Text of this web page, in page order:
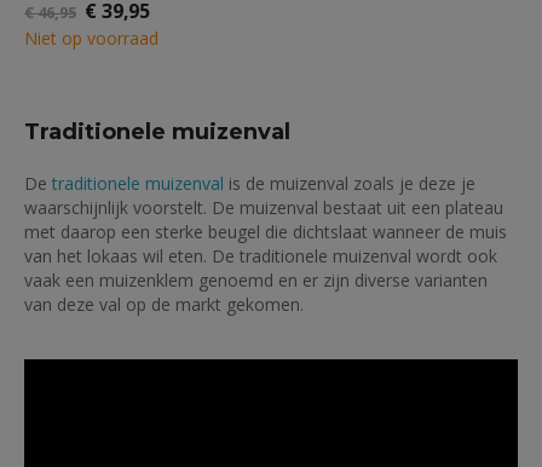
3.50out of 5
€46,95 Oorspronkelijke
prijs
was:
€ 39,95Huidige
prijs
is:
Niet op voorraad
Traditionele muizenval
De traditionele muizenval is de muizenval zoals je deze je
waarschijnlijk voorstelt. De muizenval bestaat uit een plateau
met daarop een sterke beugel die dichtslaat wanneer de muis
van het lokaas wil eten. De traditionele muizenval wordt ook
vaak een muizenklem genoemd en er zijn diverse varianten
van deze val op de markt gekomen.